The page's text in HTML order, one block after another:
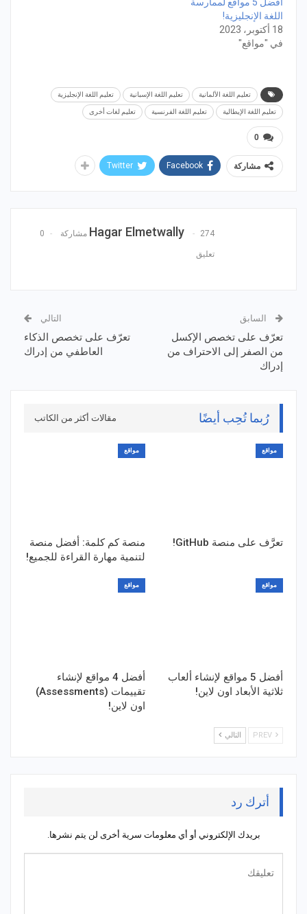
أفضل 5 مواقع لممارسة
اللغة الإنجليزية!
18 أكتوبر، 2023
في "مواقع"
تعليم اللغة الألمانية تعليم اللغة الإسبانية تعليم اللغة الإنجليزية
تعليم اللغة الإيطالية تعليم اللغة الفرنسية تعليم لغات أخرى
0
مشاركة Facebook
Twitter
Hagar Elmetwally 274 مشاركة 0
تعليق
السابق
تعرّف على تخصص الإكسل
من الصفر إلى الاحتراف من
إدراك
التالي
تعرّف على تخصص الذكاء
العاطفي من إدراك
رُبما تُحِب أيضًا مقالات أكثر من الكاتب
مواقع
تعرَّف على منصة GitHub!
مواقع
منصة كم كلمة: أفضل منصة
لتنمية مهارة القراءة للجميع!
مواقع
أفضل 5 مواقع لإنشاء ألعاب
ثلاثية الأبعاد اون لاين!
مواقع
أفضل 4 مواقع لإنشاء
تقييمات (Assessments)
اون لاين!
التالي
أترك رد
بريدك الإلكتروني أو أي معلومات سرية أخرى لن يتم نشرها.